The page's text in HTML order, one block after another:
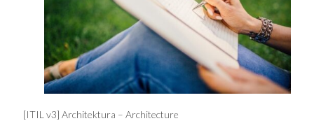
[ITIL v3] Architektura – Architecture